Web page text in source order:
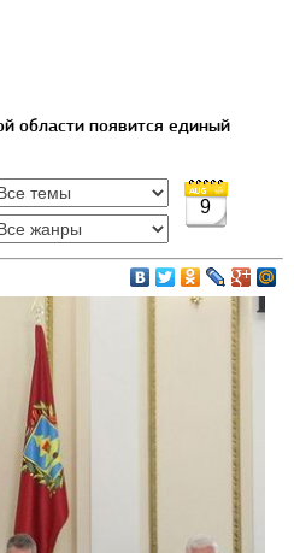
области появится единый
9